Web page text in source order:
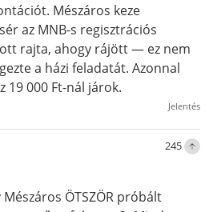
Mészáros keze
az MNB-s regisztrációs
rajta, ahogy rájött — ez nem
a házi feladatát. Azonnal
19 000 Ft-nál járok.
Jelentés
245
ÖTSZÖR próbált